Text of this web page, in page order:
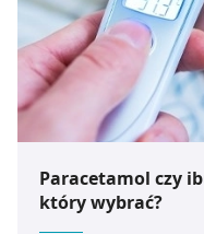
Paracetamol czy
który wybrać?